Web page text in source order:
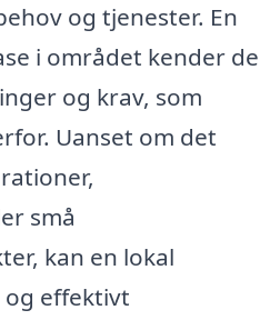
og tjenester. En
i området kender de
og krav, som
Uanset om det
små
kan en lokal
effektivt